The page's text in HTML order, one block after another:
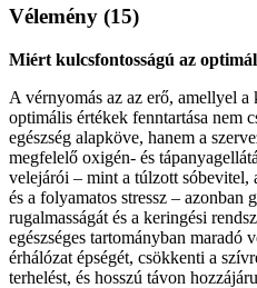
Vélemény (15)
Miért kulcsfontosságú az
A vérnyomás az az erő, amellyel
optimális értékek fenntartása nem
egészség alapköve, hanem a
megfelelő oxigén- és
velejárói – mint a túlzott sóbevitel,
és a folyamatos stressz – azonban
rugalmasságát és a keringési
egészséges tartományban maradó
érhálózat épségét, csökkenti a
terhelést, és hosszú távon